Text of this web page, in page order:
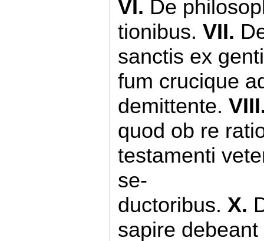
VI. De
tionibus. VII.
sanctis ex
fum crucique
demittente.
quod ob re
testamenti
se-
ductoribus. X.
sapire